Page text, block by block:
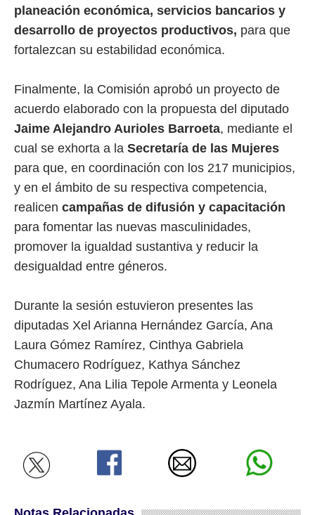
planeación económica, servicios bancarios y
desarrollo de proyectos productivos, para que
fortalezcan su estabilidad económica.
Finalmente, la Comisión aprobó un proyecto de
acuerdo elaborado con la propuesta del diputado
Jaime Alejandro Aurioles Barroeta, mediante el
cual se exhorta a la Secretaría de las Mujeres
para que, en coordinación con los 217 municipios,
y en el ámbito de su respectiva competencia,
realicen campañas de difusión y capacitación
para fomentar las nuevas masculinidades,
promover la igualdad sustantiva y reducir la
desigualdad entre géneros.
Durante la sesión estuvieron presentes las
diputadas Xel Arianna Hernández García, Ana
Laura Gómez Ramírez, Cinthya Gabriela
Chumacero Rodríguez, Kathya Sánchez
Rodríguez, Ana Lilia Tepole Armenta y Leonela
Jazmín Martínez Ayala.